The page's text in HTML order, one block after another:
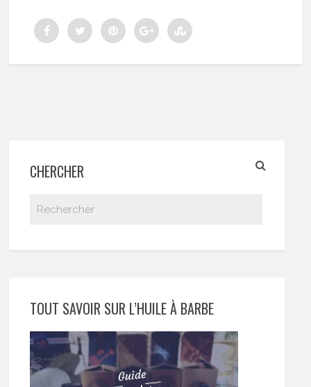
CHERCHER
TOUT SAVOIR SUR L’HUILE À BARBE